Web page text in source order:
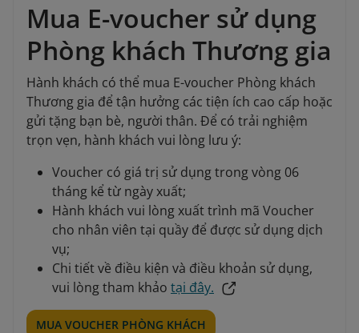
Mua E-voucher sử dụng
Phòng khách Thương gia
Hành khách có thể mua E-voucher Phòng khách
Thương gia để tận hưởng các tiện ích cao cấp hoặc
gửi tặng bạn bè, người thân. Để có trải nghiệm
trọn vẹn, hành khách vui lòng lưu ý:
Voucher có giá trị sử dụng trong vòng 06
tháng kể từ ngày xuất;
Hành khách vui lòng xuất trình mã Voucher
cho nhân viên tại quầy để được sử dụng dịch
vụ;
Chi tiết về điều kiện và điều khoản sử dụng,
vui lòng tham khảo tại đây.
MUA VOUCHER PHÒNG KHÁCH